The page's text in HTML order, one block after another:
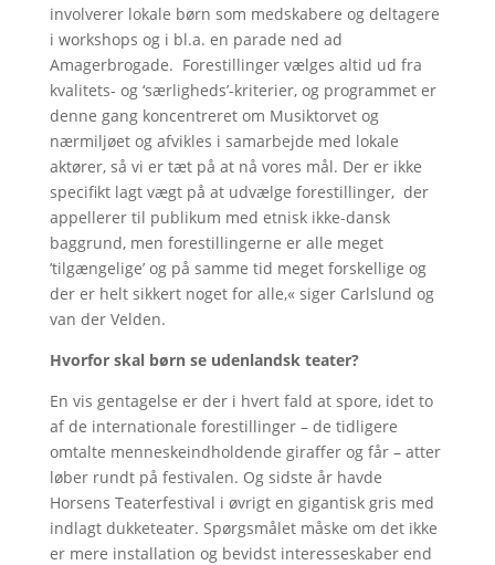
involverer lokale børn som medskabere og deltagere
i workshops og i bl.a. en parade ned ad
Amagerbrogade. Forestillinger vælges altid ud fra
kvalitets- og ‘særligheds’-kriterier, og programmet er
denne gang koncentreret om Musiktorvet og
nærmiljøet og afvikles i samarbejde med lokale
aktører, så vi er tæt på at nå vores mål. Der er ikke
specifikt lagt vægt på at udvælge forestillinger, der
appellerer til publikum med etnisk ikke-dansk
baggrund, men forestillingerne er alle meget
’tilgængelige’ og på samme tid meget forskellige og
der er helt sikkert noget for alle,« siger Carlslund og
van der Velden.
Hvorfor skal børn se udenlandsk teater?
En vis gentagelse er der i hvert fald at spore, idet to
af de internationale forestillinger – de tidligere
omtalte menneskeindholdende giraffer og får – atter
løber rundt på festivalen. Og sidste år havde
Horsens Teaterfestival i øvrigt en gigantisk gris med
indlagt dukketeater. Spørgsmålet måske om det ikke
er mere installation og bevidst interesseskaber end